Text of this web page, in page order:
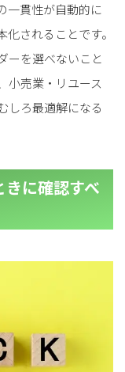
一貫性が自動的に
されることです。
ーを選べないこと
小売業・リユース
しろ最適解になる
に確認すべ